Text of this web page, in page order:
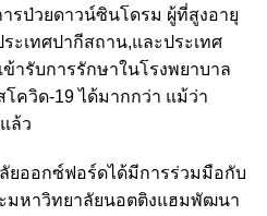
รป่วยดาวน์ซินโดรม ผู้ที่สูงอายุ
ะเทศปากีสถาน,และประเทศ
ารับการรักษาในโรงพยาบาล
โควิด-19 ได้มากกว่า แม้ว่า
ล้ว
ยออกซ์ฟอร์ดได้มีการร่วมมือกับ
มหาวิทยาลัยนอตติงแฮมพัฒนา